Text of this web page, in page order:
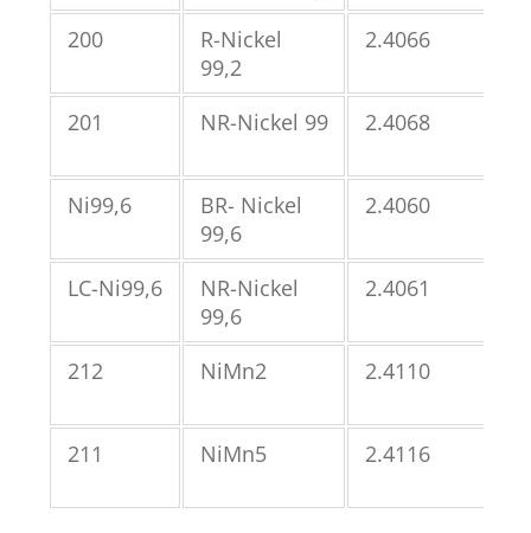
200
R-Nickel
99,2
2.4066
201 NR-Nickel 99 2.4068
Ni99,6
BR- Nickel
99,6
2.4060
LC-Ni99,6
NR-Nickel
99,6
2.4061
212 NiMn2 2.4110
211 NiMn5 2.4116